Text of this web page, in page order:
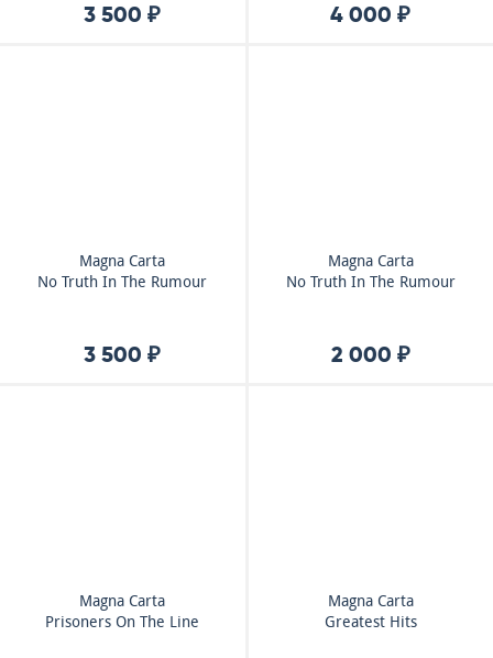
3 500 ₽ 4 000 ₽
Magna Carta
No Truth In The Rumour
3 500 ₽
Magna Carta
No Truth In The Rumour
2 000 ₽
Magna Carta
Prisoners On The Line
Magna Carta
Greatest Hits